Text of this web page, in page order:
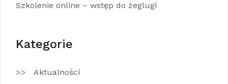
Szkolenie online – wstęp do żeglugi
Kategorie
Aktualności